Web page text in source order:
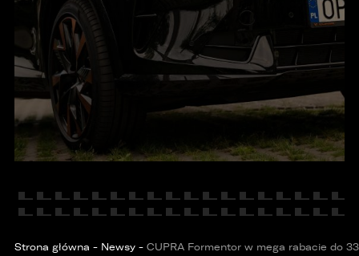
Strona główna - Newsy - CUPRA Formentor w mega rabacie do